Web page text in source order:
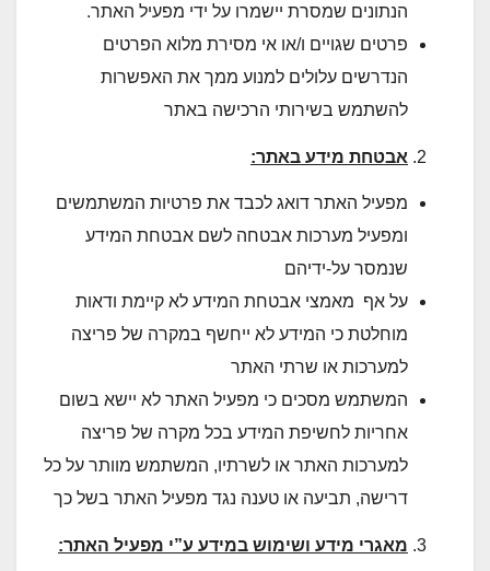
הנתונים שמסרת יישמרו על ידי מפעיל האתר.
פרטים שגויים ו/או אי מסירת מלוא הפרטים
הנדרשים עלולים למנוע ממך את האפשרות
להשתמש בשירותי הרכישה באתר
אבטחת מידע באתר:
מפעיל האתר דואג לכבד את פרטיות המשתמשים
ומפעיל מערכות אבטחה לשם אבטחת המידע
שנמסר על-ידיהם
על אף מאמצי אבטחת המידע לא קיימת ודאות
מוחלטת כי המידע לא ייחשף במקרה של פריצה
למערכות או שרתי האתר
המשתמש מסכים כי מפעיל האתר לא יישא בשום
אחריות לחשיפת המידע בכל מקרה של פריצה
למערכות האתר או לשרתיו, המשתמש מוותר על כל
דרישה, תביעה או טענה נגד מפעיל האתר בשל כך
מאגרי מידע ושימוש במידע ע”י מפעיל האתר: